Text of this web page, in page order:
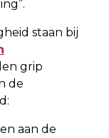
staan bij
grip
de
aan de